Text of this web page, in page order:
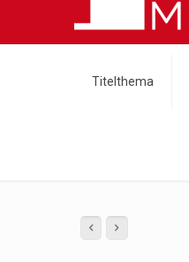
Titelthema